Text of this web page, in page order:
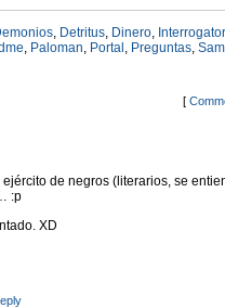
, Detritus, Dinero,
, Paloman, Portal , Preguntas, Sam
[
de negros (literarios, se
:p
XD